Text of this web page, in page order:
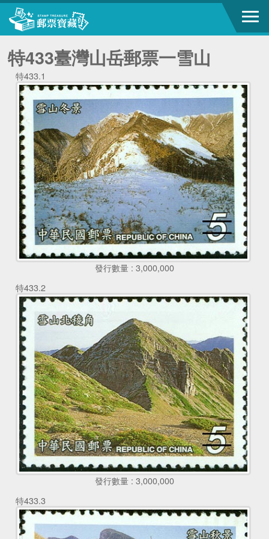
特433臺灣山岳郵票一雪山
特433.1
發行數量 : 3,000,000
特433.2
發行數量 : 3,000,000
特433.3